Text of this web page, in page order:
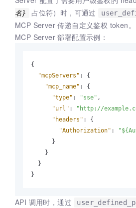
名}
占位符）时，可通过
MCP Server 传递自定义鉴权 token。
MCP Server 部署配置示例：
{
"mcpServers" :
{
"mcp_name" :
{
"type" : "sse" ,
"url" : "http://
"headers" :
{
"Authorization" :
}
}
}
}
API 调用时，通过